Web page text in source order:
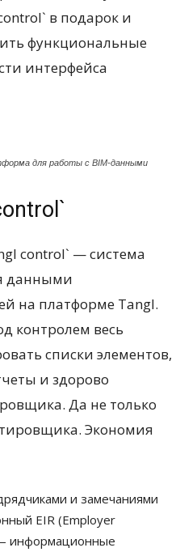
в подарок и
функциональные
интерфейса
для работы с BIM-данными
control` — система
данными
на платформе Tangl.
контролем весь
списки элементов,
и здорово
Да не только
Экономия
и замечаниями
EIR (Employer
информационные